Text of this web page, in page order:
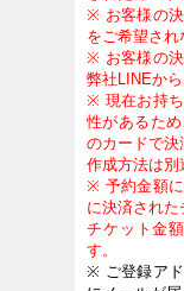
※ お客様の
をご希望さ
※ お客様の
弊社 LINEか
※ 現在お持
性があるた
のカードで決
作成方法は別
※ 予約金額
に決済され
チケット金
す。
※ ご登録ア